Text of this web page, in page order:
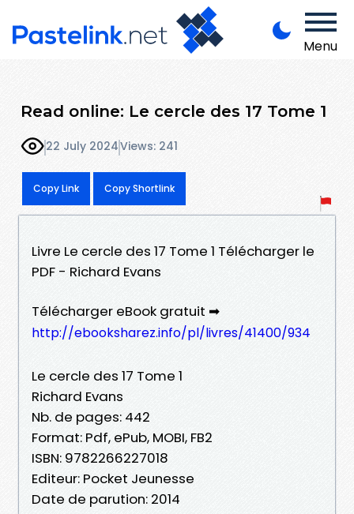
Menu
Read online: Le cercle des 17 Tome 1
22 July 2024Views: 241
Copy Link Copy Shortlink
Livre Le cercle des 17 Tome 1 Télécharger le
PDF - Richard Evans
Télécharger eBook gratuit ➡
http://ebooksharez.info/pl/livres/41400/934
Le cercle des 17 Tome 1
Richard Evans
Nb. de pages: 442
Format: Pdf, ePub, MOBI, FB2
ISBN: 9782266227018
Editeur: Pocket Jeunesse
Date de parution: 2014